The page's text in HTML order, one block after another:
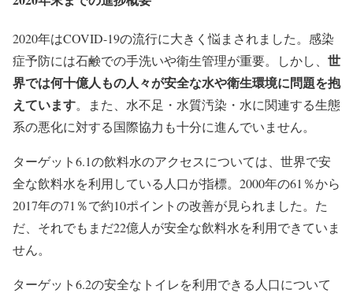
2020年はCOVID-19の流行に大きく悩まされました。感染
症予防には石鹸での手洗いや衛生管理が重要。しかし、 世
界では何十億人もの人々が安全な水や衛生環境に問題を抱
えています。また、水不足・水質汚染・水に関連する生態
系の悪化に対する国際協力も十分に進んでいません。
ターゲット6.1の飲料水のアクセスについては、世界で安
全な飲料水を利用している人口が指標。2000年の61％から
2017年の71％で約10ポイントの改善が見られました。た
だ、それでもまだ22億人が安全な飲料水を利用できていま
せん。
ターゲット6.2の安全なトイレを利用できる人口について